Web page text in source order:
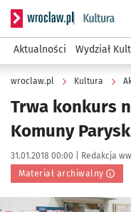
Serwis informacyjny
Aktualności Wydział
wroclaw.pl Kultura
Trwa konkurs
Komuny
Data publikacji:
31.01.2018 00:00 | Autor:
Redakcja
Materiał archiwalny
Kliknij, aby powiększyć